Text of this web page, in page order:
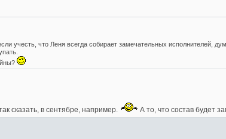
учесть, что Леня всегда собирает замечательных исполнителей,
сказать, в сентябре, например. А то, что состав будет